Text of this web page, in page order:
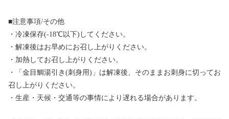
■注意事項/その他
・冷凍保存(-18℃以下)してください。
・解凍後はお早めにお召し上がりください。
・加熱してお召し上がりください。
・「金目鯛湯引き(刺身用)」は解凍後、そのままお刺身に切ってお
召し上がりください。
・生産・天候・交通等の事情により遅れる場合があります。